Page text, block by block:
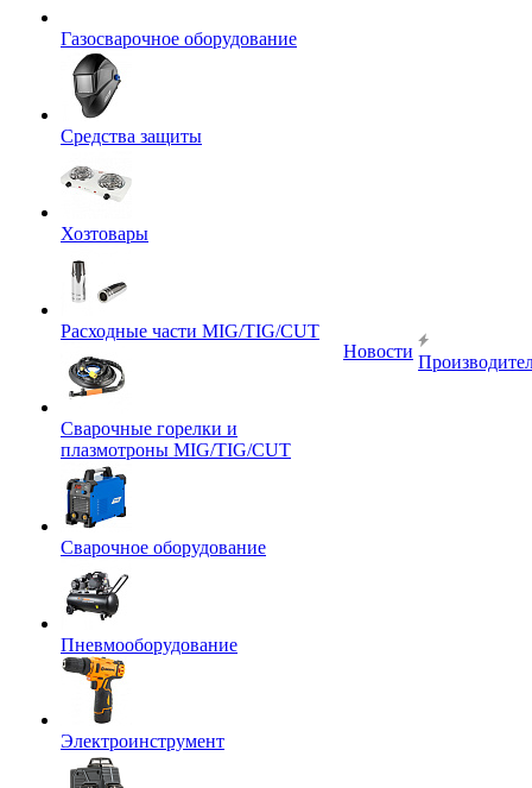
Газосварочное оборудование
Средства защиты
Хозтовары
Расходные части MIG/TIG/CUT
Сварочные горелки и
плазмотроны MIG/TIG/CUT
Сварочное оборудование
Пневмооборудование
Электроинструмент
Новости